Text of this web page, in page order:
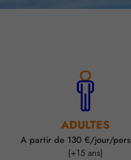
ADULTES
A partir de 130 €/jour/
(+15 ans)